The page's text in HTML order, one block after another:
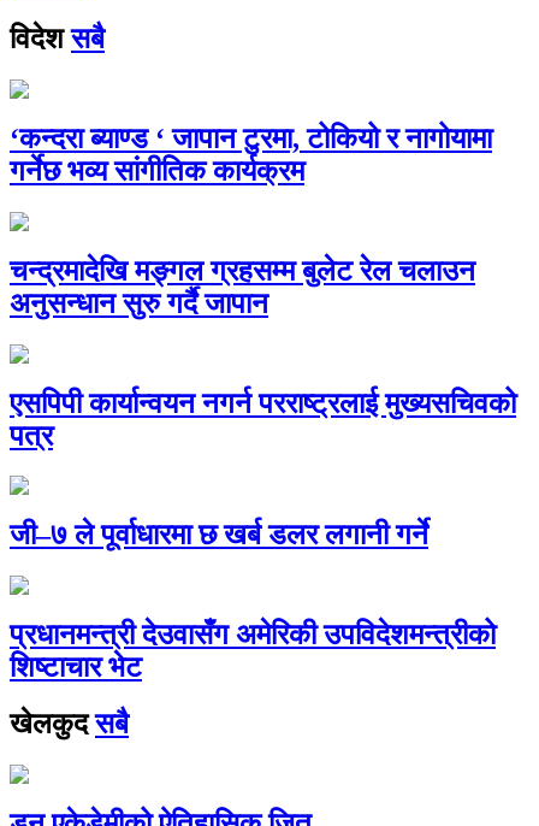
विदेशसबै
‘कन्दरा ब्याण्ड ‘ जापान टुरमा, टोकियो र नागोयामा
गर्नेछ भव्य सांगीतिक कार्यक्रम
चन्द्रमादेखि मङ्गल ग्रहसम्म बुलेट रेल चलाउन
अनुसन्धान सुरु गर्दै जापान
एसपिपी कार्यान्वयन नगर्न परराष्ट्रलाई मुख्यसचिवको
पत्र
जी–७ ले पूर्वाधारमा छ खर्ब डलर लगानी गर्ने
प्रधानमन्त्री देउवासँग अमेरिकी उपविदेशमन्त्रीको
शिष्टाचार भेट
खेलकुदसबै